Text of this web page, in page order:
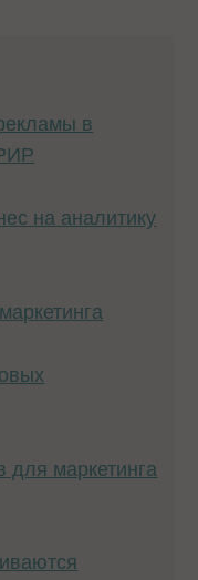
в
на аналитику
для маркетинга